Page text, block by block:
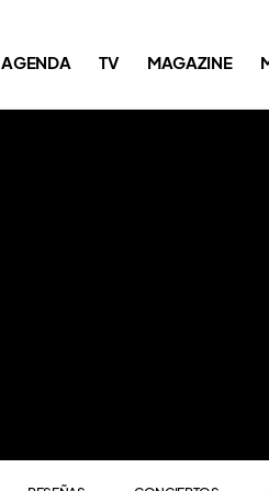
AGENDA TV MAGAZINE